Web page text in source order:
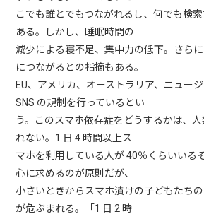
こでも誰とでもつながれるし、何でも検
ある。しかし、睡眠時間の
減少による寝不足、集中力の低下。さら
につながるとの指摘もある。
EU、アメリカ、オーストラリア、ニュー
SNS の規制を行っているとい
う。このスマホ依存症をどうするかは、
れない。1 日 4 時間以上ス
マホを利用している人が 40％くらいいる
心に求めるのが原則だが、
小さいときからスマホ漬けの子どもたち
が危ぶまれる。「1 日 2 時